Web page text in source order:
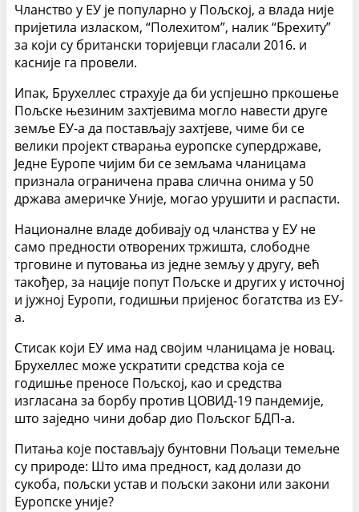
Чланство у ЕУ је популарно у Пољској, а влада није
пријетила изласком, “Полеxитом”, налик “Бреxиту”
за који су британски торијевци гласали 2016. и
касније га провели.
Ипак, Бруxеллес страхује да би успјешно пркошење
Пољске њезиним захтјевима могло навести друге
земље ЕУ-а да постављају захтјеве, чиме би се
велики пројект стварања еуропске супердржаве,
Једне Еуропе чијим би се земљама чланицама
признала ограничена права слична онима у 50
држава америчке Уније, могао урушити и распасти.
Националне владе добивају од чланства у ЕУ не
само предности отворених тржишта, слободне
трговине и путовања из једне земљу у другу, већ
такођер, за нације попут Пољске и других у источној
и јужној Еуропи, годишњи пријенос богатства из ЕУ-
а.
Стисак који ЕУ има над својим чланицама је новац.
Бруxеллес може ускратити средства која се
годишње преносе Пољској, као и средства
изгласана за борбу против ЦОВИД-19 пандемије,
што заједно чини добар дио Пољског БДП-а.
Питања које постављају бунтовни Пољаци темељне
су природе: Што има предност, кад долази до
сукоба, пољски устав и пољски закони или закони
Еуропске уније?